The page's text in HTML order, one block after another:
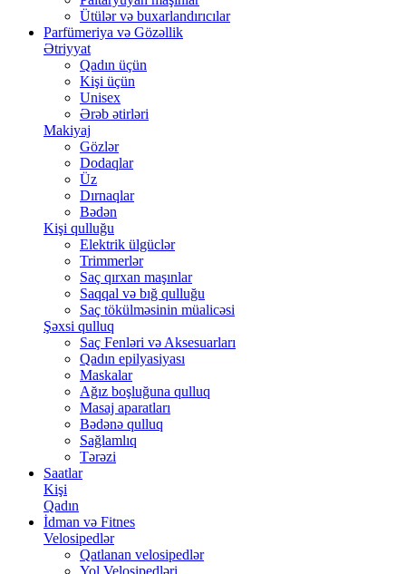
Ütülər və buxarlandırıcılar
Parfümeriya və Gözəllik
Ətriyyat
Qadın üçün
Kişi üçün
Unisex
Ərəb ətirləri
Makiyaj
Gözlər
Dodaqlar
Üz
Dırnaqlar
Bədən
Kişi qulluğu
Elektrik ülgüclər
Trimmerlər
Saç qırxan maşınlar
Saqqal və bığ qulluğu
Saç tökülməsinin müalicəsi
Şəxsi qulluq
Saç Fenləri və Aksesuarları
Qadın epilyasiyası
Maskalar
Ağız boşluğuna qulluq
Masaj aparatları
Bədənə qulluq
Sağlamlıq
Tərəzi
Saatlar
Kişi
Qadın
İdman və Fitnes
Velosipedlər
Qatlanan velosipedlər
Yol Velosipedləri